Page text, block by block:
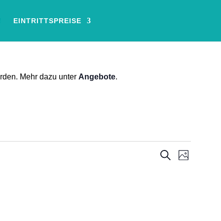
EINTRITTSPREISE
Mehr dazu unter Angebote.
Suche
Foto